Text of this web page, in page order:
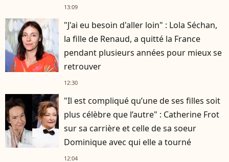
13:09
"J'ai eu besoin d'aller loin" : Lola Séchan,
la fille de Renaud, a quitté la France
pendant plusieurs années pour mieux se
retrouver
12:30
"Il est compliqué qu’une de ses filles soit
plus célèbre que l’autre" : Catherine Frot
sur sa carrière et celle de sa soeur
Dominique avec qui elle a tourné
12:04